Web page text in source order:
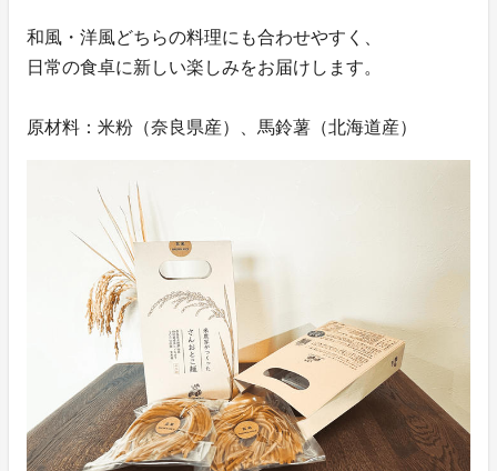
和風・洋風どちらの料理にも合わせやすく、
日常の食卓に新しい楽しみをお届けします。
原材料：米粉（奈良県産）、馬鈴薯（北海道産）